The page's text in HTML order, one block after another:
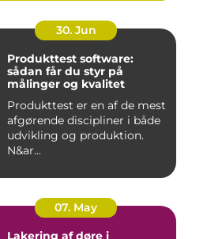
30. Jun
Produkttest software:
sådan får du styr på
målinger og kvalitet
Produkttest er en af de mest
afgørende discipliner i både
udvikling og produktion.
N&ar...
07. May
Lakering af døre i